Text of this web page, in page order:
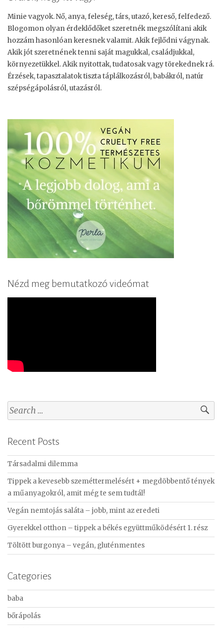
Minie vagyok. Nő, anya, feleség, társ, utazó, kereső, felfedező.
Blogomon olyan érdeklődőket szeretnék megszólítani akik
hozzám hasonlóan keresnek valamit. Akik fejlődni vágynak.
Akik jót szeretnének tenni saját magukkal, családjukkal,
környezetükkel. Akik nyitottak, tudatosak vagy törekednek rá.
Érzések, tapasztalatok tiszta táplálkozásról, babákról, natúr
szépségápolásról, utazásról.
Nézd meg bemutatkozó videómat
S
e
r
c
h
f
o
r
:
Recent Posts
Társadalmi dilemma
Tippek a kevesebb szeméttermelésért + megdöbbentő tények
a műanyagokról, amit még te sem tudtál!
Vegán nemtojás saláta – jobb, mint az eredeti
Gyerekkel otthon – tippek a békés együttműködésért 1. rész
Töltött burgonya – vegán, gluténmentes
Categories
baba
bőrápolás